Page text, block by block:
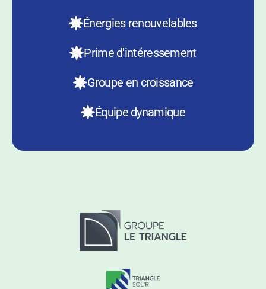
Énergies renouvelables
Prime d'intéressement
Groupe en croissance
Équipe dynamique